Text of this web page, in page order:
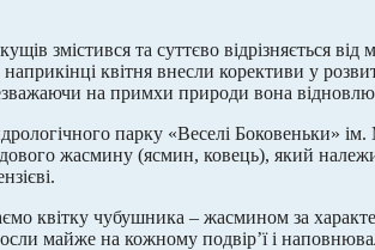
змістився та суттєво відрізняється
квітня внесли корективи у
на примхи природи вона
парку «Веселі Боковеньки»
жасмину (ясмин, ковець), який
квітку чубушника – жасмином за
майже на кожному подвір’ї і